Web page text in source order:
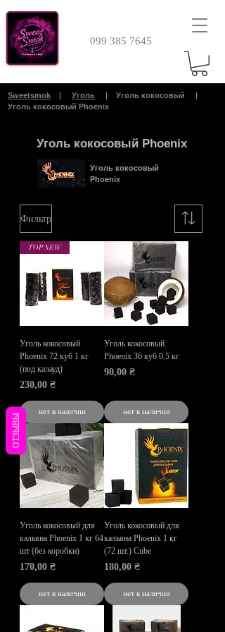
099 385 7645
Sweetsmok | Уголь | Уголь кокосовый |
Уголь кокосовый Phoenix
Уголь кокосовый Phoenix
Уголь кокосовый
Phoenix
Фильтр
TOP NEW
Уголь кокосовый
Phoenix 72 куб 1 кг
(под калауд)
Цена
230,00 ₴
нет в наличии
Уголь кокосовый
Phoenix 36 куб 0.5 кг
Цена
90,00 ₴
нет в наличии
Уголь кокосовый для
кальяна Phoenix 1 кг 64
шт (без коробки)
Цена
170,00 ₴
нет в наличии
Уголь кокосовый для
кальяна Phoenix 1 кг
(72 шт.) Cube
Цена
180,00 ₴
нет в наличии
ОТЗЫВЫ